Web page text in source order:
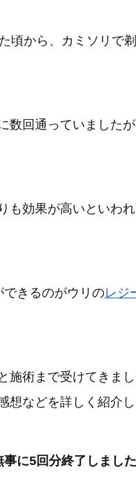
頃から、カミソリで
数回通っていました
も効果が高いといわ
きるのがウリのレジ
施術まで受けてきま
想などを詳しく紹介し
事に5回分終了しました